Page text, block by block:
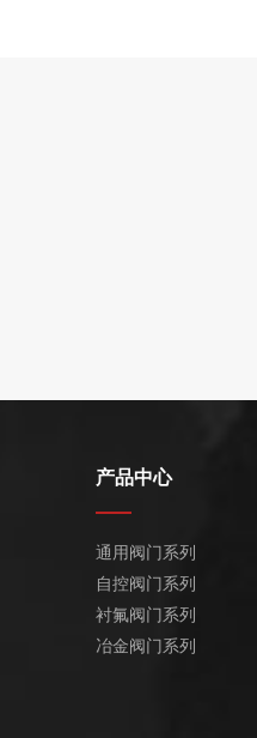
产品中心
通用阀门系列
自控阀门系列
衬氟阀门系列
冶金阀门系列